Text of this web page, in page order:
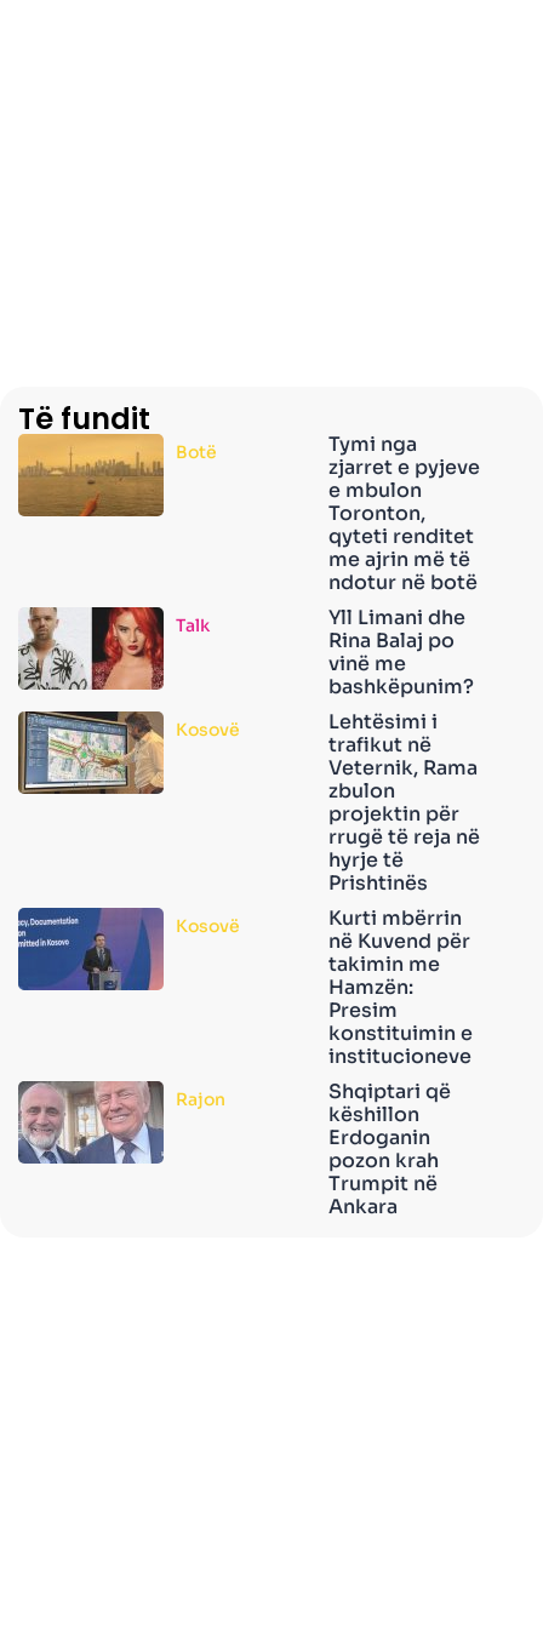
Të fundit
Botë
Tymi nga
zjarret e pyjeve
e mbulon
Toronton,
qyteti renditet
me ajrin më të
ndotur në botë
Talk
Yll Limani dhe
Rina Balaj po
vinë me
bashkëpunim?
Kosovë
Lehtësimi i
trafikut në
Veternik, Rama
zbulon
projektin për
rrugë të reja në
hyrje të
Prishtinës
Kosovë
Kurti mbërrin
në Kuvend për
takimin me
Hamzën:
Presim
konstituimin e
institucioneve
Rajon
Shqiptari që
këshillon
Erdoganin
pozon krah
Trumpit në
Ankara